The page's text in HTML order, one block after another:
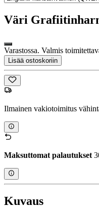
Väri
Varastossa. Valmis
Lisää ostoskoriin
Ilmainen vakiotoimitus
Maksuttomat palautukset
Kuvaus